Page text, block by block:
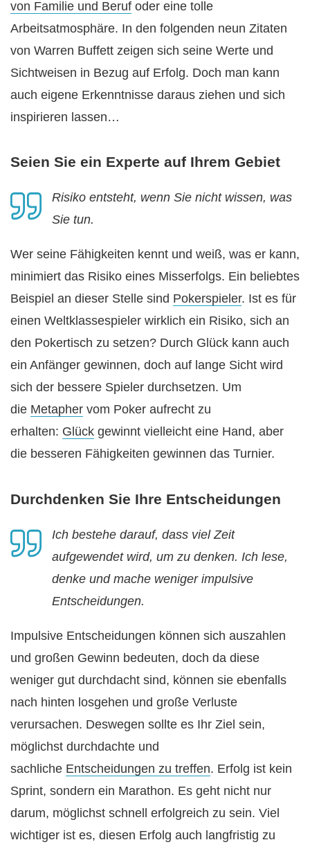
von Familie und Beruf oder eine tolle
Arbeitsatmosphäre. In den folgenden neun Zitaten
von Warren Buffett zeigen sich seine Werte und
Sichtweisen in Bezug auf Erfolg. Doch man kann
auch eigene Erkenntnisse daraus ziehen und sich
inspirieren lassen…
Seien Sie ein Experte auf Ihrem Gebiet
Risiko entsteht, wenn Sie nicht wissen, was
Sie tun.
Wer seine Fähigkeiten kennt und weiß, was er kann,
minimiert das Risiko eines Misserfolgs. Ein beliebtes
Beispiel an dieser Stelle sind Pokerspieler. Ist es für
einen Weltklassespieler wirklich ein Risiko, sich an
den Pokertisch zu setzen? Durch Glück kann auch
ein Anfänger gewinnen, doch auf lange Sicht wird
sich der bessere Spieler durchsetzen. Um
die Metapher vom Poker aufrecht zu
erhalten: Glück gewinnt vielleicht eine Hand, aber
die besseren Fähigkeiten gewinnen das Turnier.
Durchdenken Sie Ihre Entscheidungen
Ich bestehe darauf, dass viel Zeit
aufgewendet wird, um zu denken. Ich lese,
denke und mache weniger impulsive
Entscheidungen.
Impulsive Entscheidungen können sich auszahlen
und großen Gewinn bedeuten, doch da diese
weniger gut durchdacht sind, können sie ebenfalls
nach hinten losgehen und große Verluste
verursachen. Deswegen sollte es Ihr Ziel sein,
möglichst durchdachte und
sachliche Entscheidungen zu treffen. Erfolg ist kein
Sprint, sondern ein Marathon. Es geht nicht nur
darum, möglichst schnell erfolgreich zu sein. Viel
wichtiger ist es, diesen Erfolg auch langfristig zu